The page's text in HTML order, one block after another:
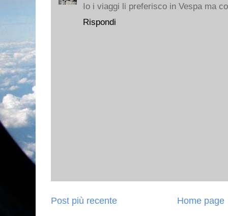
Io i viaggi li preferisco in Vespa ma
Rispondi
Post più recente Home page